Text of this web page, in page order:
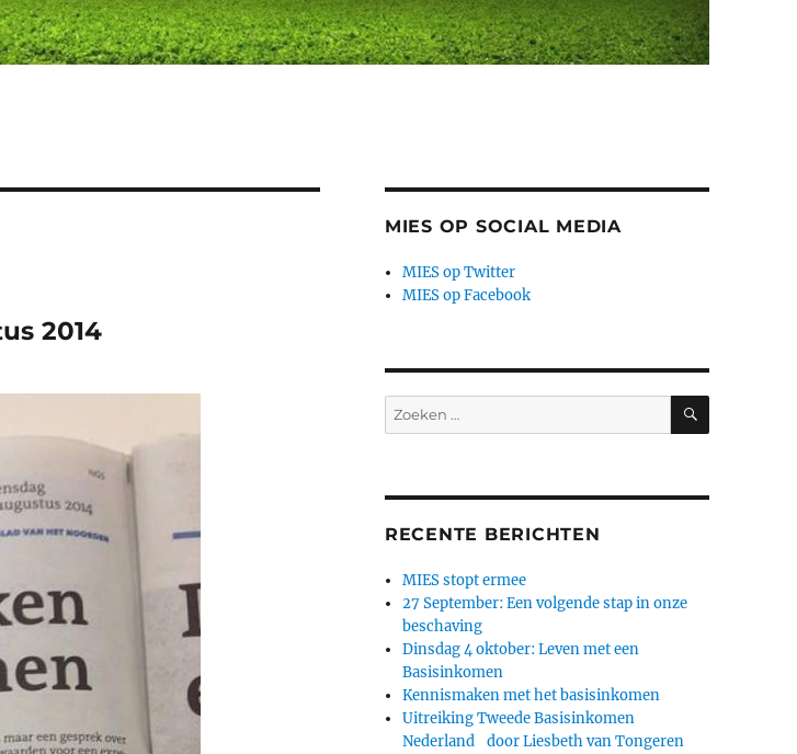
2014
MIES OP SOCIAL MEDIA
MIES op Twitter
MIES op Facebook
Zoeken
naar:
ZOEKEN
RECENTE BERICHTEN
MIES stopt ermee
27 September: Een volgende stap in onze
beschaving
Dinsdag 4 oktober: Leven met een
Basisinkomen
Kennismaken met het basisinkomen
Uitreiking Tweede Basisinkomen
Nederland door Liesbeth van Tongeren